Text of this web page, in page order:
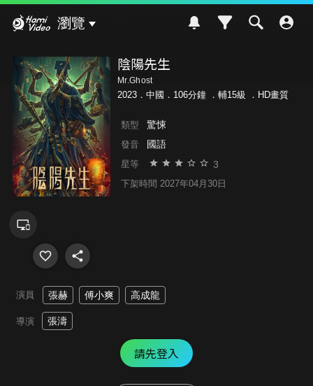
瀏覽
陰陽先生
Mr.Ghost
2023．中國．106分鐘 ． 輔15級 ．HD畫質
類型 驚悚
發音 國語
星等 3
下架時間 2027年04月30日
演員 張赫 傅小爽 高成龍
導演 張濤
請先登入